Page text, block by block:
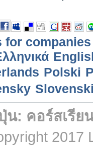
for companies
Polski
น: คอร์สเรี
2017